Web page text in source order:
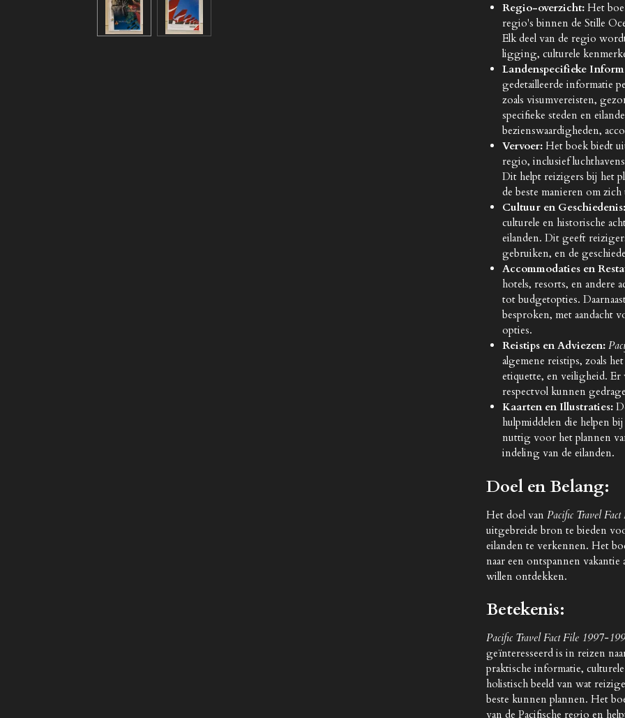
Regio-overzicht:Het
regio's binnen de Stille
Elk deel van de regio
ligging, culturele
Landenspecifieke
gedetailleerde informatie
zoals visumvereisten,
specifieke steden en
bezienswaardigheden,
Vervoer:Het boek biedt
regio, inclusief
Dit helpt reizigers bij het
de beste manieren om zich
Cultuur en Geschiedenis:
culturele en historische
eilanden. Dit geeft
gebruiken, en de
Accommodaties en
hotels, resorts, en andere
tot budgetopties.
besproken, met aandacht
opties.
Reistips en Adviezen:
algemene reistips, zoals
etiquette, en veiligheid. Er
respectvol kunnen
Kaarten en Illustraties:
hulpmiddelen die helpen
nuttig voor het plannen
indeling van de eilanden.
Doel en Belang:
Het doel van Pacific Travel
uitgebreide bron te bieden
eilanden te verkennen. Het
naar een ontspannen
willen ontdekken.
Betekenis:
Pacific Travel Fact File 1997-
geïnteresseerd is in reizen
praktische informatie,
holistisch beeld van wat
beste kunnen plannen. Het
van de Pacifische regio en